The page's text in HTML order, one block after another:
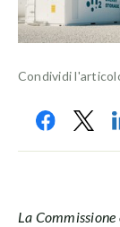
Condividi
La